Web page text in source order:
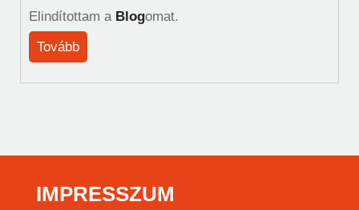
Elindítottam a Blogomat.
Tovább
IMPRESSZUM